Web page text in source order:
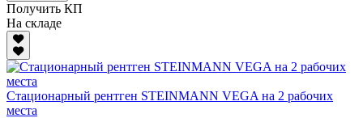
Получить КП
На складе
Стационарный рентген STEINMANN VEGA на 2 рабочих
места